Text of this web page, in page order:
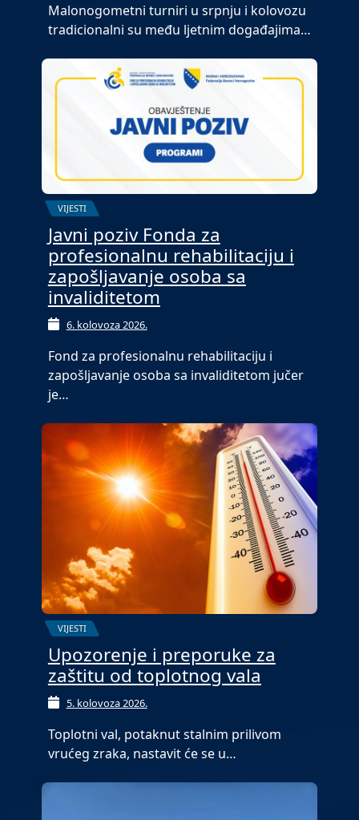
Malonogometni turniri u srpnju i kolovozu
tradicionalni su među ljetnim događajima…
VIJESTI
Javni poziv Fonda za
profesionalnu rehabilitaciju i
zapošljavanje osoba sa
invaliditetom
6. kolovoza 2026.
Fond za profesionalnu rehabilitaciju i
zapošljavanje osoba sa invaliditetom jučer
je…
VIJESTI
Upozorenje i preporuke za
zaštitu od toplotnog vala
5. kolovoza 2026.
Toplotni val, potaknut stalnim prilivom
vrućeg zraka, nastavit će se u…